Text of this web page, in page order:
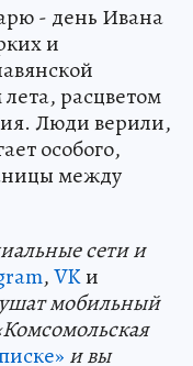
- день Ивана
и
расцветом
Люди верили,
особого,
между
сети и
,VKи
мобильный
и вы